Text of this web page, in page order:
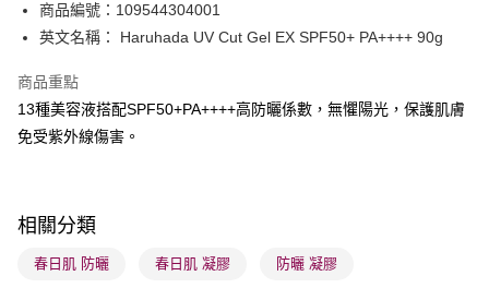
BoC Pay
送貨方式
順豐自助櫃 - 確認發貨後1-3個工作天送達
每筆HK$65.00，滿HK$300.00或以上免運費
每筆HK$65.00，滿HK$300.00或以上免運費
確認發貨後1-3 工作天送達，訂單將隨機分配至SF順豐速運或京東
商品編號：109544304001
英文名稱： Haruhada UV Cut Gel EX SPF50+ PA++++ 90g
商品重點
13種美容液搭配SPF50+PA++++高防曬係數，無懼陽光，保護肌膚
免受紫外線傷害。
相關分類
春日肌 防曬 春日肌 凝膠 防曬 凝膠